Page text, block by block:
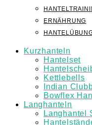
ERNÄHRUNG
Kurzhanteln
Hantelset
Kettlebells
Indian
Bowflex
Langhanteln
Langhantel